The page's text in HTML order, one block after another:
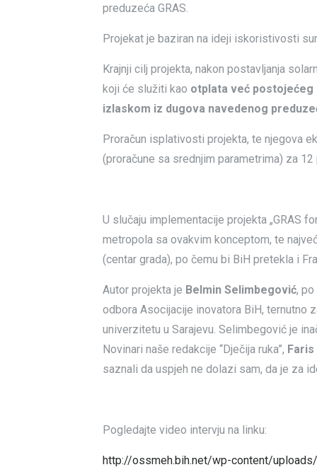
preduzeća GRAS.
Projekat je baziran na ideji iskoristivosti
Krajnji cilj projekta, nakon postavljanja
koji će služiti kao otplata već postojećeg
izlaskom iz dugova navedenog
Proračun isplativosti projekta, te njegova
(proračune sa srednjim parametrima) za 12
U slučaju implementacije projekta „GRAS
metropola sa ovakvim konceptom, te
(centar grada), po čemu bi BiH pretekla i
Autor projekta je Belmin Selimbegović,
odbora Asocijacije inovatora BiH, ternutno
univerzitetu u Sarajevu. Selimbegović je
Novinari naše redakcije “Dječija ruka”, Faris
saznali da uspjeh ne dolazi sam, da je za
Pogledajte video intervju na linku:
http://ossmeh.bih.net/wp-content/